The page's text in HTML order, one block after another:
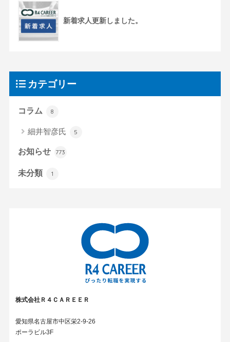
新着求人更新しました。
カテゴリー
コラム 8
細井智彦氏 5
お知らせ 773
未分類 1
株式会社Ｒ４ＣＡＲＥＥＲ
愛知県名古屋市中区栄2-9-26
ポーラビル3F